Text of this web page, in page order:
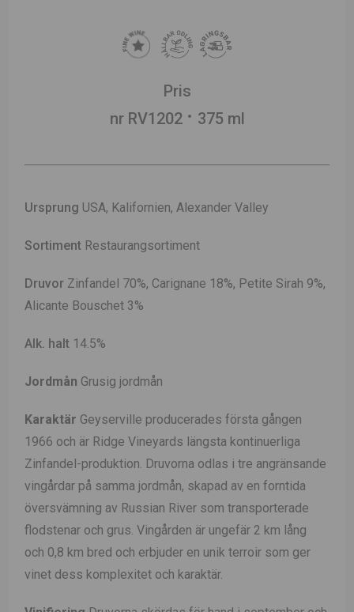
Pris
nr RV1202
375 ml
Ursprung USA, Kalifornien, Alexander Valley
Sortiment Restaurangsortiment
Druvor Zinfandel 70%, Carignane 18%, Petite Sirah 9%,
Alicante Bouschet 3%
Alk. halt 14.5%
Jordmån Grusig jordmån
Karaktär Geyserville producerades första gången
1966 och är Ridge Vineyards längsta kontinuerliga
Zinfandel-produktion. Druvorna odlas i tre angränsande
vingårdar på samma jordmån, skapad av en forntida
översvämning av Russian River som transporterade
flodstenar och grus. Vingården är ungefär 2 km lång
och 0,8 km bred och erbjuder en unik terroir som ger
vinet dess komplexitet och karaktär.